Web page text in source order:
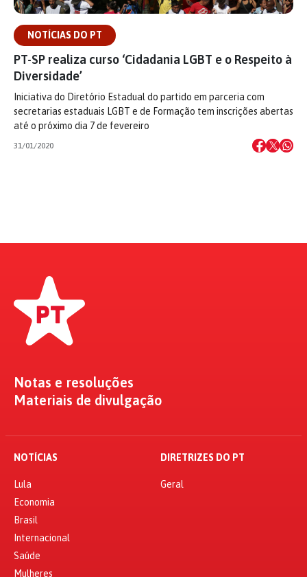
NOTÍCIAS DO PT
PT-SP realiza curso ‘Cidadania LGBT e o Respeito à
Diversidade’
Iniciativa do Diretório Estadual do partido em parceria com
secretarias estaduais LGBT e de Formação tem inscrições abertas
até o próximo dia 7 de fevereiro
31/01/2020
Notas e resoluções
Materiais de divulgação
NOTÍCIAS
Lula
Economia
Brasil
Internacional
Saúde
Mulheres
DIRETRIZES DO PT
Geral